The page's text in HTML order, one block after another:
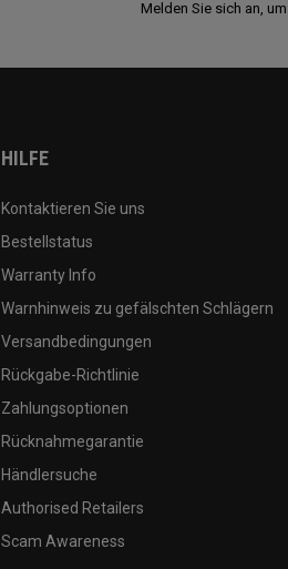
Melden Sie sich an,
HILFE
Kontaktieren Sie uns
Bestellstatus
Warranty Info
Warnhinweis zu gefälschten Schlägern
Versandbedingungen
Rückgabe-Richtlinie
Zahlungsoptionen
Rücknahmegarantie
Händlersuche
Authorised Retailers
Scam Awareness